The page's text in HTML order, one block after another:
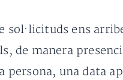
sol·licituds ens
de manera
persona, una data